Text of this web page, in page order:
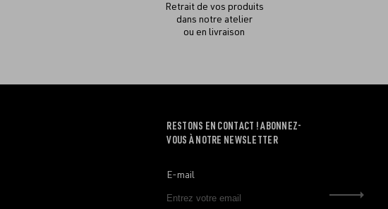
Retrait de vos produits
dans notre atelier
ou en livraison
RESTONS EN CONTACT ! ABONNEZ-
VOUS À NOTRE NEWSLETTER
E-mail